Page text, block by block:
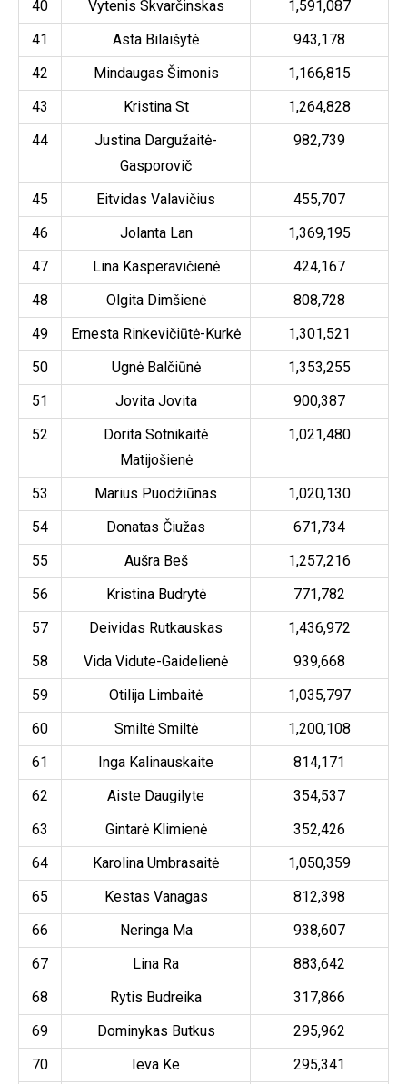
40 Vytenis Skvarčinskas
1,591,087
41
Asta Bilaišytė
943,178
42
Mindaugas Šimonis
1,166,815
43
Kristina St
1,264,828
44
Justina Dargužaitė-
Gasporovič
982,739
45 Eitvidas Valavičius
455,707
46
Jolanta Lan
1,369,195
47
Lina Kasperavičienė
424,167
48
Olgita Dimšienė
808,728
49
Ernesta Rinkevičiūtė-Kurkė
1,301,521
50
Ugnė Balčiūnė
1,353,255
51
Jovita Jovita
900,387
52
Dorita Sotnikaitė
Matijošienė
1,021,480
53 Marius Puodžiūnas
1,020,130
54
Donatas Čiužas
671,734
55
Aušra Beš
1,257,216
56
Kristina Budrytė
771,782
57
Deividas Rutkauskas
1,436,972
58
Vida Vidute-Gaidelienė
939,668
59
Otilija Limbaitė
1,035,797
60
Smiltė Smiltė
1,200,108
61
Inga Kalinauskaite
814,171
62
Aiste Daugilyte
354,537
63
Gintarė Klimienė
352,426
64
Karolina Umbrasaitė
1,050,359
65
Kestas Vanagas
812,398
66
Neringa Ma
938,607
67
Lina Ra
883,642
68
Rytis Budreika
317,866
69
Dominykas Butkus
295,962
70
Ieva Ke
295,341